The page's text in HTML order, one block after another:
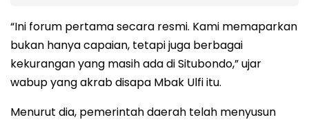
“Ini forum pertama secara resmi. Kami memaparkan
bukan hanya capaian, tetapi juga berbagai
kekurangan yang masih ada di Situbondo,” ujar
wabup yang akrab disapa Mbak Ulfi itu.
Menurut dia, pemerintah daerah telah menyusun